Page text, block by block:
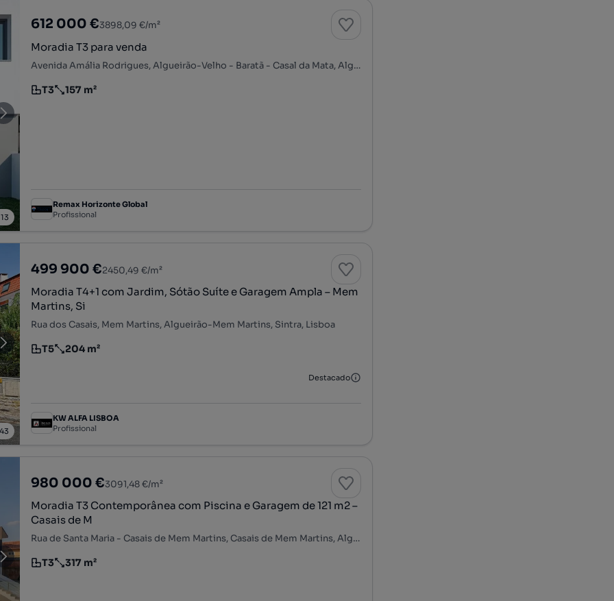
13
612 000 €3898,09 €/m²
Moradia T3 para venda
Avenida Amália Rodrigues, Algueirão-Velho - Baratã - Casal da Mata, Algueirão-Mem Martins, Sintra, Lisboa
Tipologia
T3
Preço por metro quadrado
157 m²
Remax Horizonte Global
Profissional
43
499 900 €2450,49 €/m²
Moradia T4+1 com Jardim, Sótão Suíte e Garagem Ampla – Mem
Martins, Si
Rua dos Casais, Mem Martins, Algueirão-Mem Martins, Sintra, Lisboa
Tipologia
T5
Preço por metro quadrado
204 m²
Destacado
KW ALFA LISBOA
Profissional
980 000 €3091,48 €/m²
Moradia T3 Contemporânea com Piscina e Garagem de 121 m2 –
Casais de M
Rua de Santa Maria - Casais de Mem Martins, Casais de Mem Martins, Algueirão-Mem Martins, Sintra, Lisboa
Tipologia
T3
Preço por metro quadrado
317 m²